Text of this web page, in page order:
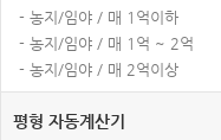
- 농지/임야 / 매 1억이하
- 농지/임야 / 매 1억 ~ 2억
- 농지/임야 / 매 2억이상
평형 자동계산기